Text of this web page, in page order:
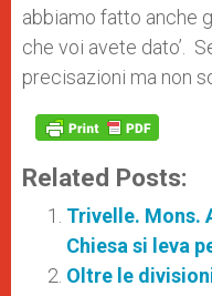
abbiamo fatto anche
che voi avete dato’.
precisazioni ma non
Related Posts:
Trivelle. Mons.
Chiesa si leva
Oltre le